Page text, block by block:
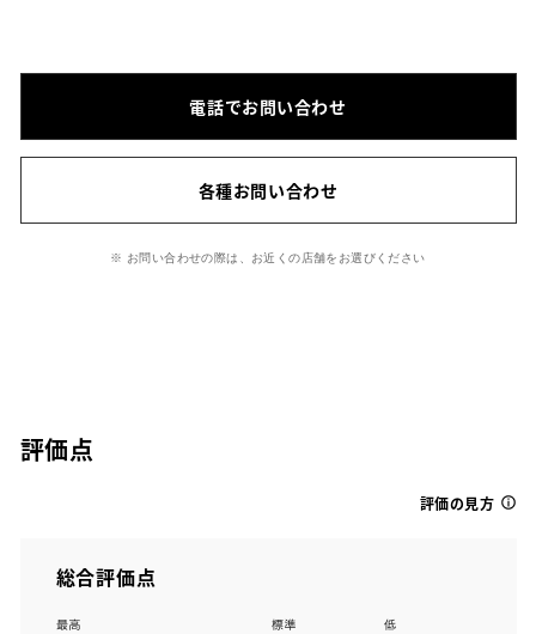
電話でお問い合わせ
各種お問い合わせ
※ お問い合わせの際は、お近くの店舗をお選びください
評価点
評価の見方
総合評価点